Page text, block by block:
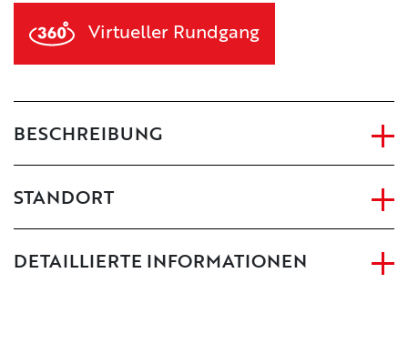
Virtueller Rundgang
BESCHREIBUNG
STANDORT
DETAILLIERTE INFORMATIONEN